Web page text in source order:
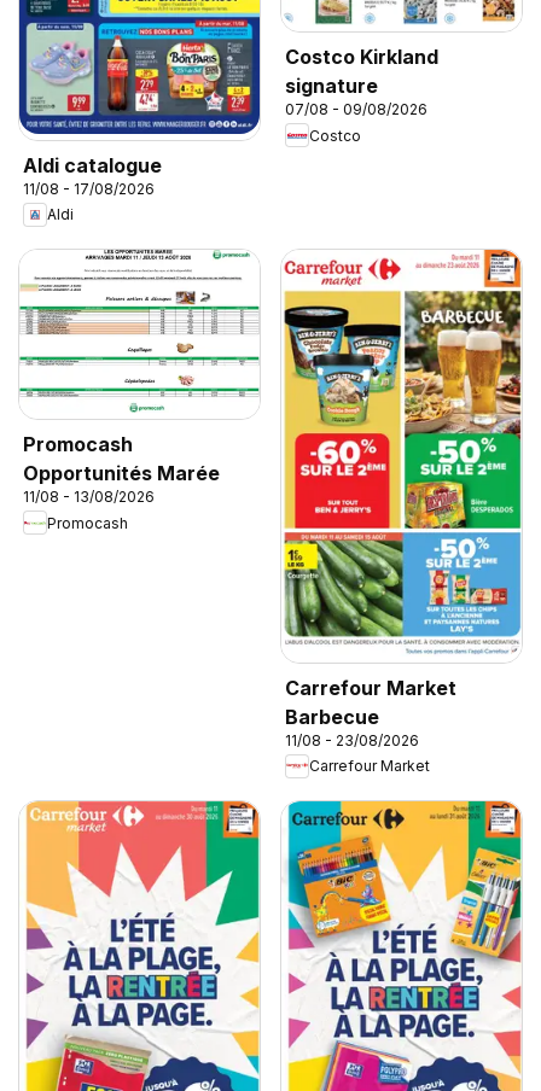
Aldi catalogue
11/08 - 17/08/2026
Aldi
Costco Kirkland
signature
07/08 - 09/08/2026
Costco
Promocash
Opportunités Marée
11/08 - 13/08/2026
Promocash
Carrefour Market
Barbecue
11/08 - 23/08/2026
Carrefour Market